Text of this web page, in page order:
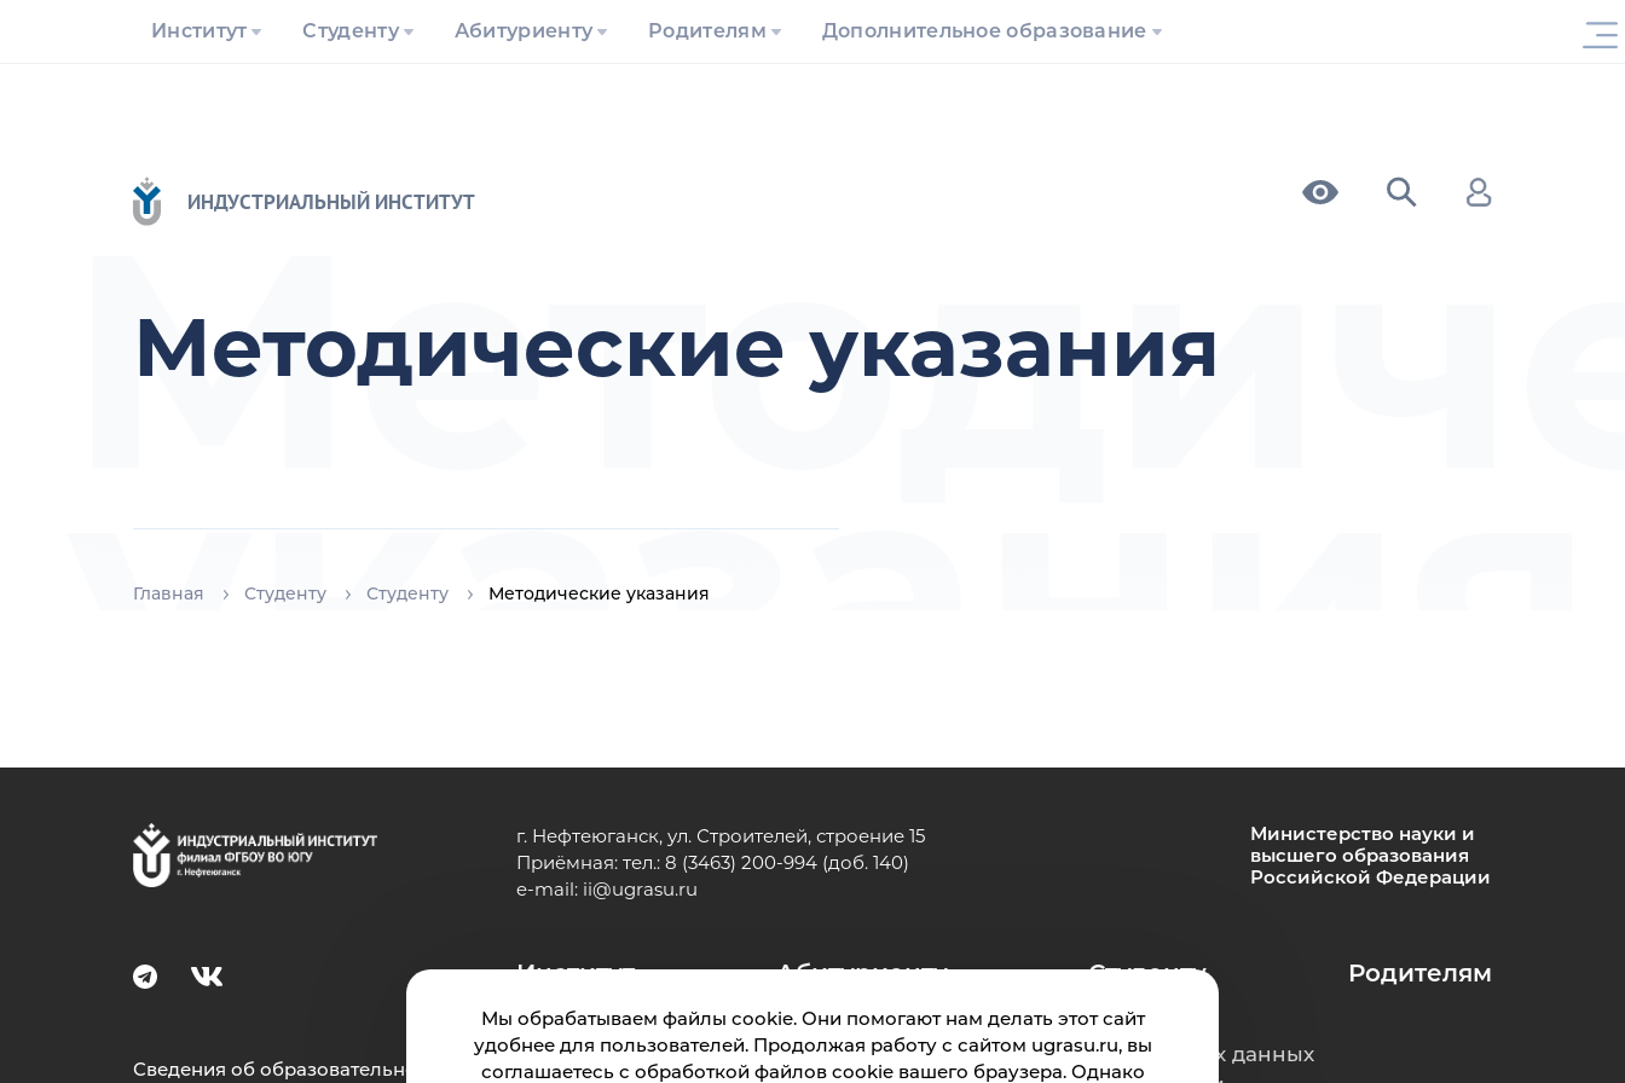
Мы обрабатываем файлы cookie. Они помогают нам делать этот сайт
удобнее для пользователей. Продолжая работу с сайтом ugrasu.ru, вы
соглашаетесь с обработкой файлов cookie вашего браузера. Однако
Институт Студенту Абитуриенту Родителям Дополнительное образование
ИНДУСТРИАЛЬНЫЙ ИНСТИТУТ
Методические указания
Главная Студенту Студенту Методические указания
указания
Сведения об образовательной
г. Нефтеюганск, ул. Строителей, строение 15
Приёмная: тел.: 8 (3463) 200-994 (доб. 140)
e-mail: ii@ugrasu.ru
Министерство науки и
высшего образования
Российской Федерации
Институт Абитуриенту Студенту Родителям
Обращения граждан
Положение о защите персональных данных